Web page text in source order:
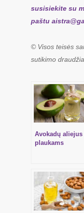
susisiekite su
paštu
© Visos teisės
sutikimo
Avokadų aliejus
plaukams